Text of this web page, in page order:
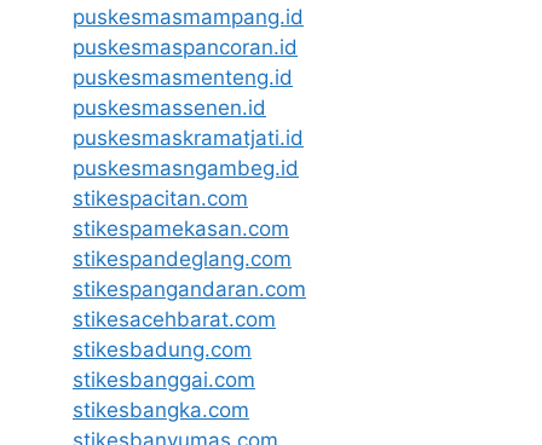
puskesmasmampang.id
puskesmaspancoran.id
puskesmasmenteng.id
puskesmassenen.id
puskesmaskramatjati.id
puskesmasngambeg.id
stikespacitan.com
stikespamekasan.com
stikespandeglang.com
stikespangandaran.com
stikesacehbarat.com
stikesbadung.com
stikesbanggai.com
stikesbangka.com
stikesbanyumas.com